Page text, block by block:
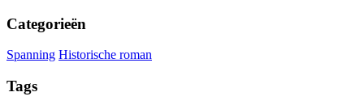
Categorieën
Spanning Historische roman
Tags